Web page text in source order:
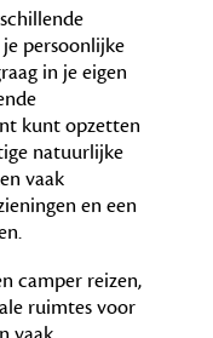
persoonlijke
in je eigen
kunt opzetten
natuurlijke
vaak
en een
camper reizen,
ruimtes voor